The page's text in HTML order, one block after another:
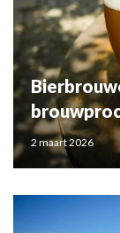
2 maart 2026